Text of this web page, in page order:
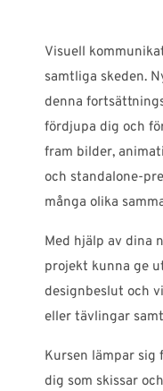
Visuell
samtliga skeden.
denna
fördjupa dig och
fram bilder,
och standalone-
många olika
Med hjälp av dina
projekt kunna ge
designbeslut och
eller tävlingar
Kursen lämpar sig
dig som skissar